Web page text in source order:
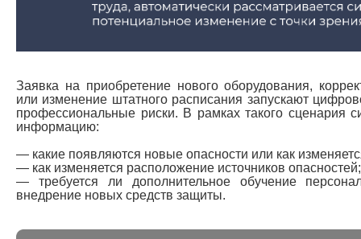
Заявка на приобретение нового оборудования,
или изменение штатного расписания запускают
профессиональные риски. В рамках такого сценария
информацию:
— какие появляются новые опасности или как
— как изменяется расположение источников опасностей;
— требуется ли дополнительное обучение
внедрение новых средств защиты.